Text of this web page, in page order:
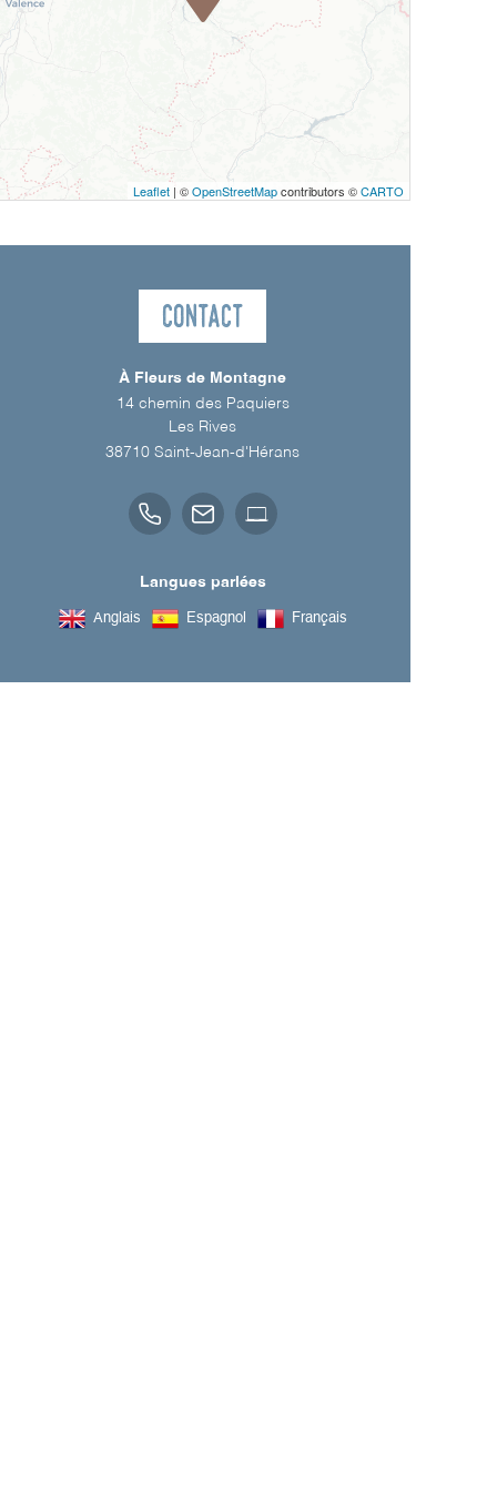
Leaflet | ©OpenStreetMapcontributors ©CARTO
Contact
À Fleurs de Montagne
14 chemin des Paquiers
Les Rives
38710 Saint-Jean-d'Hérans
Langues parlées
Anglais Espagnol Français